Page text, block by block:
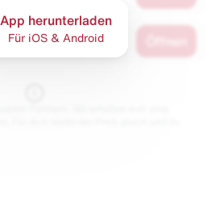
App herunterladen
Für iOS & Android